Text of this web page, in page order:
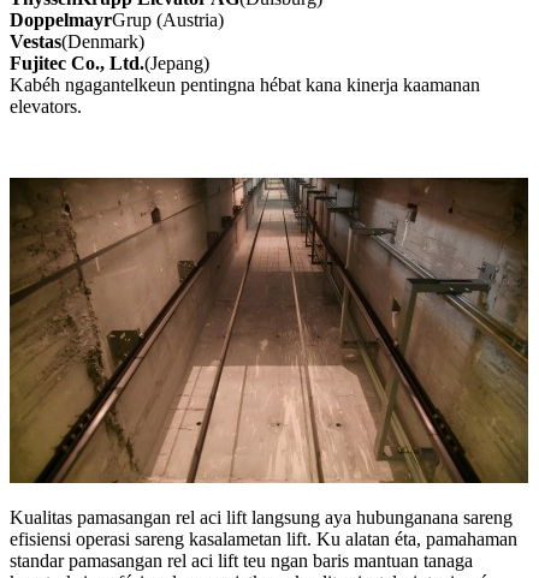
DoppelmayrGrup (Austria)
Vestas(Denmark)
Fujitec Co., Ltd.(Jepang)
Kabéh ngagantelkeun pentingna hébat kana kinerja kaamanan
elevators.
Kualitas pamasangan rel aci lift langsung aya hubunganana sareng
efisiensi operasi sareng kasalametan lift. Ku alatan éta, pamahaman
standar pamasangan rel aci lift teu ngan baris mantuan tanaga